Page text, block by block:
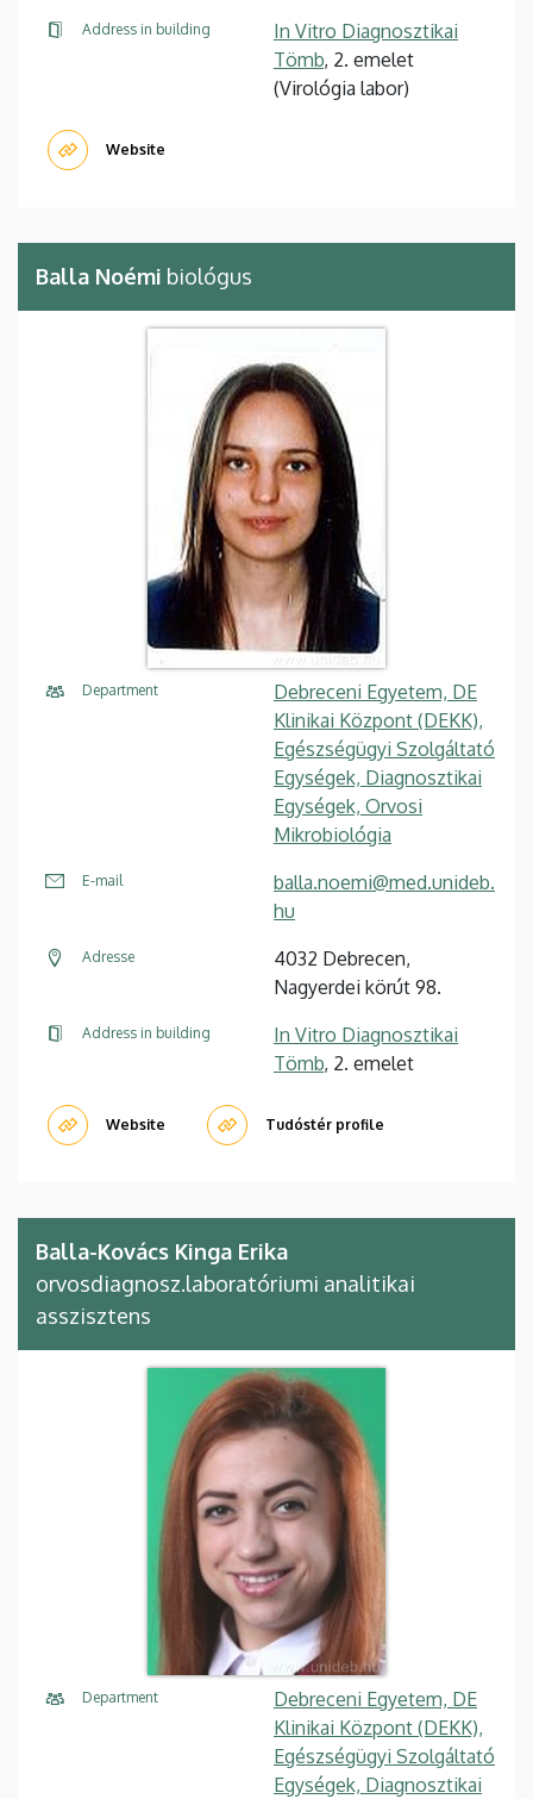
Address in building
In Vitro Diagnosztikai
Tömb, 2. emelet
(Virológia labor)
Website
Balla Noémi biológus
Department
Debreceni Egyetem, DE
Klinikai Központ (DEKK),
Egészségügyi Szolgáltató
Egységek, Diagnosztikai
Egységek, Orvosi
Mikrobiológia
E-mail
balla.noemi@med.unideb.
hu
Adresse
4032 Debrecen,
Nagyerdei körút 98.
Address in building
In Vitro Diagnosztikai
Tömb, 2. emelet
Website Tudóstér profile
Balla-Kovács Kinga Erika
orvosdiagnosz.laboratóriumi analitikai
asszisztens
Department
Debreceni Egyetem, DE
Klinikai Központ (DEKK),
Egészségügyi Szolgáltató
Egységek, Diagnosztikai